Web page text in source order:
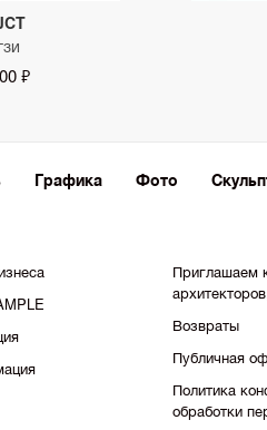
₽
Графика Фото
Приглашаем
Возвраты
Публичная
Политика
обработки